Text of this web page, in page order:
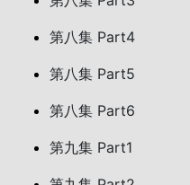
第八集 Part4
第八集 Part5
第八集 Part6
第九集 Part1